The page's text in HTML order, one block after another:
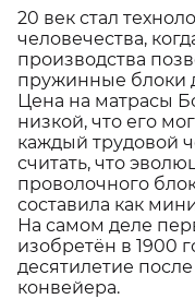
20 век стал
человечества,
производства
пружинные блоки
Цена на матрасы
низкой, что его
каждый трудовой
считать, что
проволочного
составила как
На самом деле
изобретён в 1900
десятилетие
конвейера.